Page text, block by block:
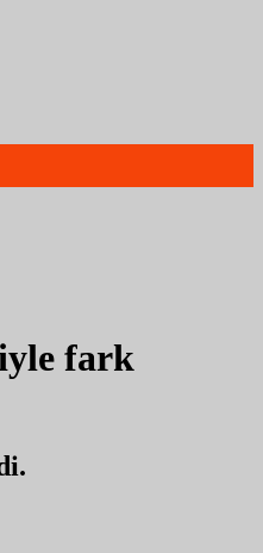
fark